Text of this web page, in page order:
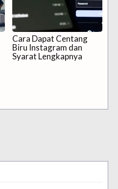
Cara Dapat Centang
Biru Instagram dan
Syarat Lengkapnya